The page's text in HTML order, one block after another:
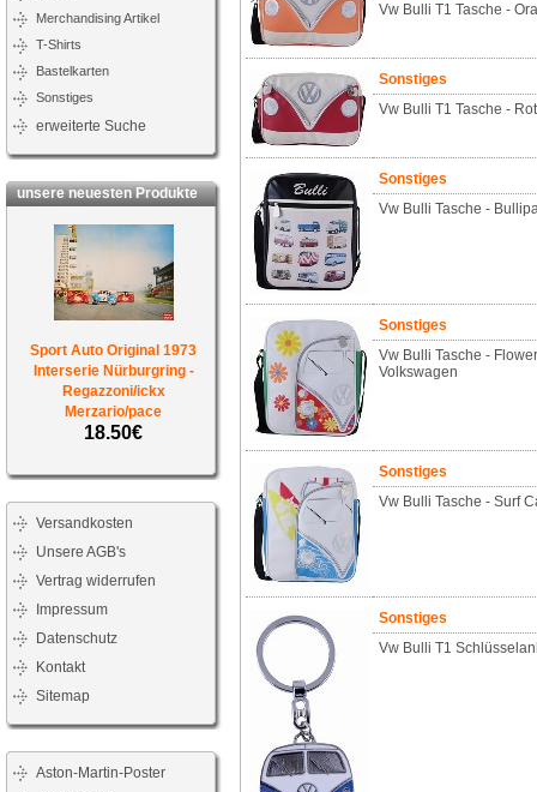
Merchandising Artikel
T-Shirts
Bastelkarten
Sonstiges
erweiterte Suche
unsere neuesten Produkte
Sport Auto Original 1973
Interserie Nürburgring -
Regazzoni/ickx
Merzario/pace
18.50€
Versandkosten
Unsere AGB's
Vertrag widerrufen
Impressum
Datenschutz
Kontakt
Sitemap
Aston-Martin-Poster
Vw Bulli T1 Tasche -
Sonstiges
Vw Bulli T1 Tasche -
Sonstiges
Vw Bulli Tasche -
Sonstiges
Vw Bulli Tasche -
Volkswagen
Sonstiges
Vw Bulli Tasche - Surf
Sonstiges
Vw Bulli T1